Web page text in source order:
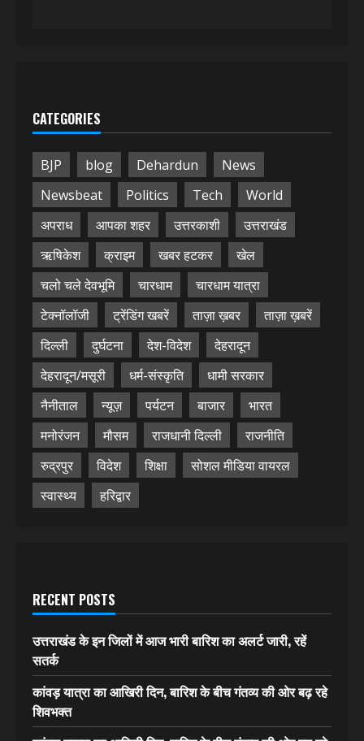
CATEGORIES
BJP blog Dehardun
News
Newsbeat
Politics Tech
World
अपराध
आपका शहर उत्तरकाशी
उत्तराखंड
ऋषिकेश
क्राइम खबर हटकर
खेल
चलो चले देवभूमि
चारधाम
चारधाम यात्रा
टेक्नॉलॉजी
ट्रेंडिंग खबरें ताज़ा ख़बर
ताज़ा ख़बरें
दिल्ली
दुर्घटना देश-विदेश
देहरादून
देहरादून/मसूरी
धर्म-संस्कृति
धामी सरकार
नैनीताल
न्यूज़ पर्यटन बाजार
भारत
मनोरंजन
मौसम राजधानी दिल्ली
राजनीति
रुद्रपुर
विदेश शिक्षा
सोशल मीडिया वायरल
स्वास्थ्य
हरिद्वार
RECENT POSTS
उत्तराखंड के इन जिलों में आज भारी बारिश का अलर्ट जारी, रहें
सतर्क
कांवड़ यात्रा का आखिरी दिन, बारिश के बीच गंतव्य की ओर बढ़ रहे
शिवभक्त